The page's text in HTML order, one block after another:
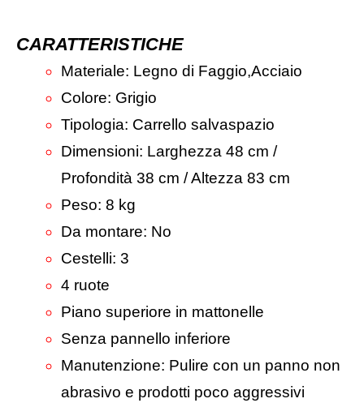
CARATTERISTICHE
Materiale: Legno di Faggio,Acciaio
Colore: Grigio
Tipologia: Carrello salvaspazio
Dimensioni: Larghezza 48 cm /
Profondità 38 cm / Altezza 83 cm
Peso: 8 kg
Da montare: No
Cestelli: 3
4 ruote
Piano superiore in mattonelle
Senza pannello inferiore
Manutenzione: Pulire con un panno non
abrasivo e prodotti poco aggressivi